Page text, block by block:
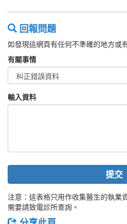
回報問題
如發現這網頁有任何不準確的地方或
有關事情
輸入資料
提交
注意：這表格只用作收集醫生的執業
需要請致電診所查詢。